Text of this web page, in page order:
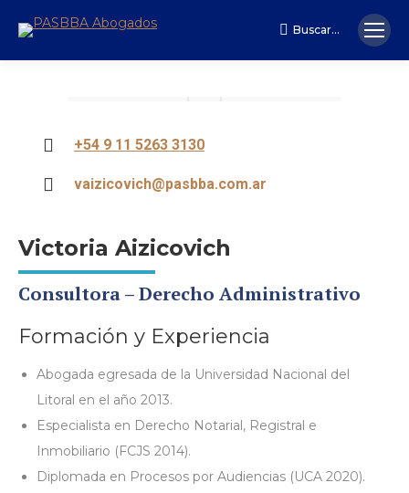
Search:
Buscar...
+54 9 11 5263 3130
vaizicovich@pasbba.com.ar
Victoria Aizicovich
Consultora –Derecho Administrativo
Formación y Experiencia
Abogada egresada de la Universidad Nacional del
Litoral en el año 2013.
Especialista en Derecho Notarial, Registral e
Inmobiliario (FCJS 2014).
Diplomada en Procesos por Audiencias (UCA 2020).